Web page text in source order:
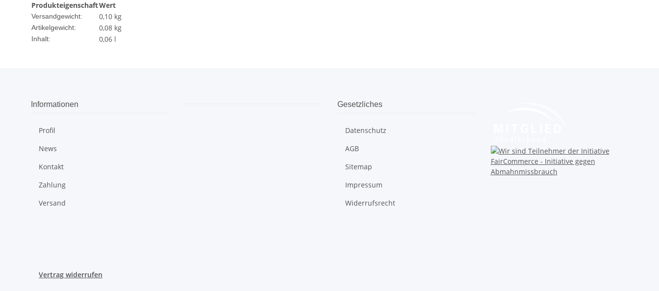
ProdukteigenschaftWert
Versandgewicht: 0,10 kg
Artikelgewicht: 0,08 kg
Inhalt: 0,06 l
Informationen
Profil
News
Kontakt
Zahlung
Versand
Gesetzliches
Datenschutz
AGB
Sitemap
Impressum
Widerrufsrecht
Vertrag widerrufen